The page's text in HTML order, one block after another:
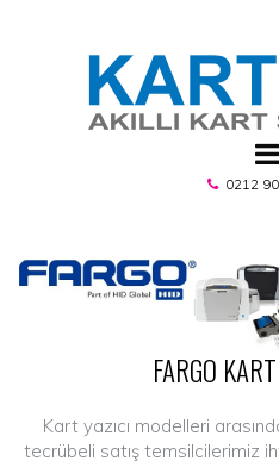
0212
FARGO
Kart yazıcı modelleri
tecrübeli satış temsilcilerimiz